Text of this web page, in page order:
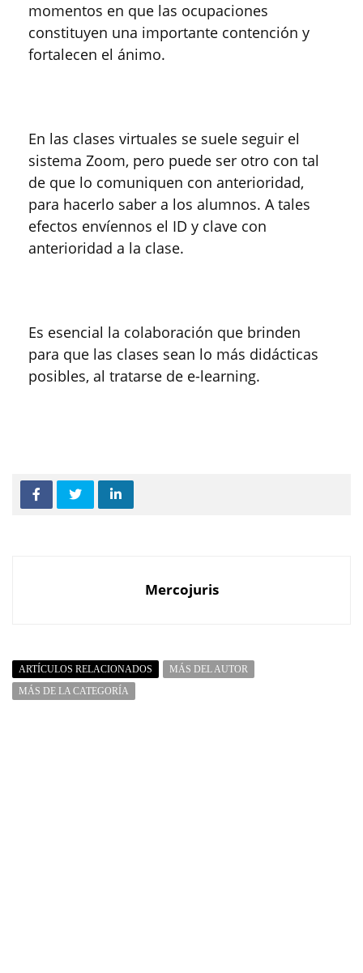
momentos en que las ocupaciones
constituyen una importante contención y
fortalecen el ánimo.
En las clases virtuales se suele seguir el
sistema Zoom, pero puede ser otro con tal
de que lo comuniquen con anterioridad,
para hacerlo saber a los alumnos. A tales
efectos envíennos el ID y clave con
anterioridad a la clase.
Es esencial la colaboración que brinden
para que las clases sean lo más didácticas
posibles, al tratarse de e-learning.
Mercojuris
ARTÍCULOS RELACIONADOS
MÁS DEL AUTOR
MÁS DE LA CATEGORÍA